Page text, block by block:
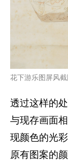
花下游乐图屏风
透过这样的
与现存画面
现颜色的光
原有图案的